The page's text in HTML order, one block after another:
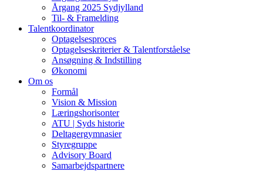
Årgang 2025 Sydjylland
Til- & Framelding
Talentkoordinator
Optagelsesproces
Optagelseskriterier & Talentforståelse
Ansøgning & Indstilling
Økonomi
Om os
Formål
Vision & Mission
Læringshorisonter
ATU | Syds historie
Deltagergymnasier
Styregruppe
Advisory Board
Samarbejdspartnere